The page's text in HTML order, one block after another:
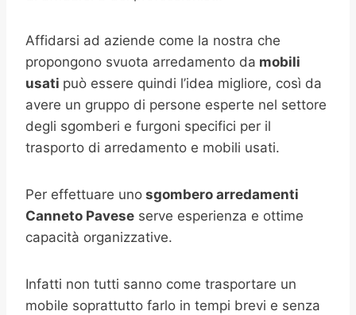
Affidarsi ad aziende come la nostra che
propongono svuota arredamento da mobili
usati può essere quindi l’idea migliore, così da
avere un gruppo di persone esperte nel settore
degli sgomberi e furgoni specifici per il
trasporto di arredamento e mobili usati.
Per effettuare uno sgombero arredamenti
Canneto Pavese serve esperienza e ottime
capacità organizzative.
Infatti non tutti sanno come trasportare un
mobile soprattutto farlo in tempi brevi e senza